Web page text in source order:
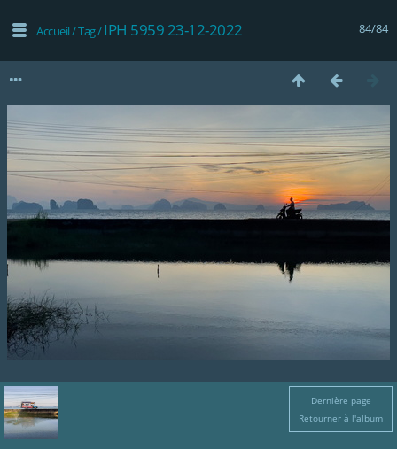
84/84
Accueil/Tag/IPH 5959 23-12-2022
Dernière page
Retourner à l'album